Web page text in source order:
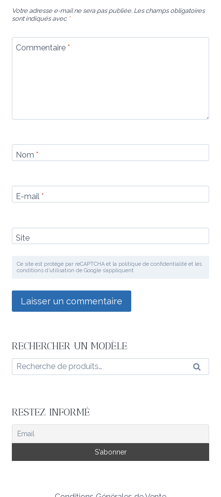
Votre adresse e-mail ne sera pas publiée. Les champs obligatoires
sont indiqués avec *
Commentaire *
Nom *
E-mail *
Site
Ce site est protégé par reCAPTCHA et la politique de confidentialité et les
conditions d’utilisation de Google s’appliquent
RECHERCHER UN MODÈLE
Recherche
pour :
RESTEZ INFORMÉ